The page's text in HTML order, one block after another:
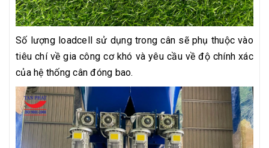
Số lượng loadcell sử dụng trong cân sẽ phụ thuộc vào
tiêu chí về gia công cơ khó và yêu cầu về độ chính xác
của hệ thống cân đóng bao.